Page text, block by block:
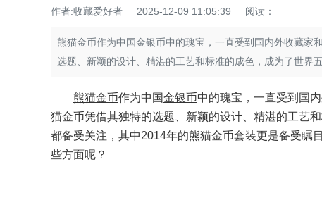
作者:收藏爱好者 2025-12-09 11:05:39 阅读：
熊猫金币作为中国金银币中的瑰宝，一直受到国内外收藏家
选题、新颖的设计、精湛的工艺和标准的成色，成为了世界五
熊猫金币作为中国金银币中的瑰宝，一直受到国
猫金币凭借其独特的选题、新颖的设计、精湛的工艺
都备受关注，其中2014年的熊猫金币套装更是备受瞩
些方面呢？